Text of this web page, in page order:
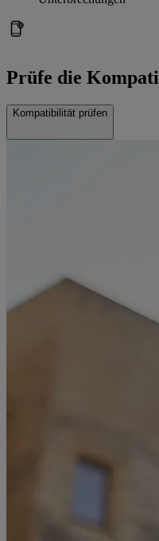
Prüfe die
Kompatibilität prüfen